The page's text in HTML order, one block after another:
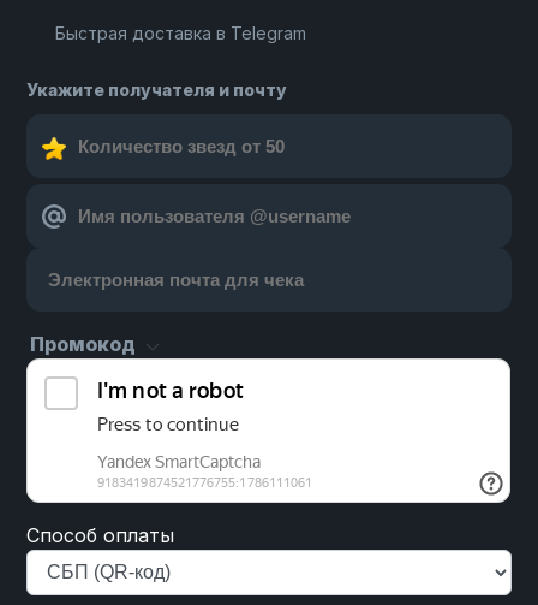
Быстрая доставка в Telegram
Укажите получателя и почту
Промокод
Способ оплаты